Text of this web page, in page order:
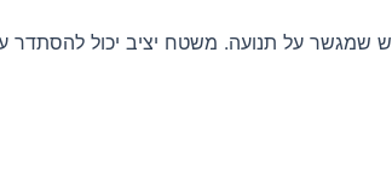
שמגשר על תנועה. משטח יציב יכול להסתדר